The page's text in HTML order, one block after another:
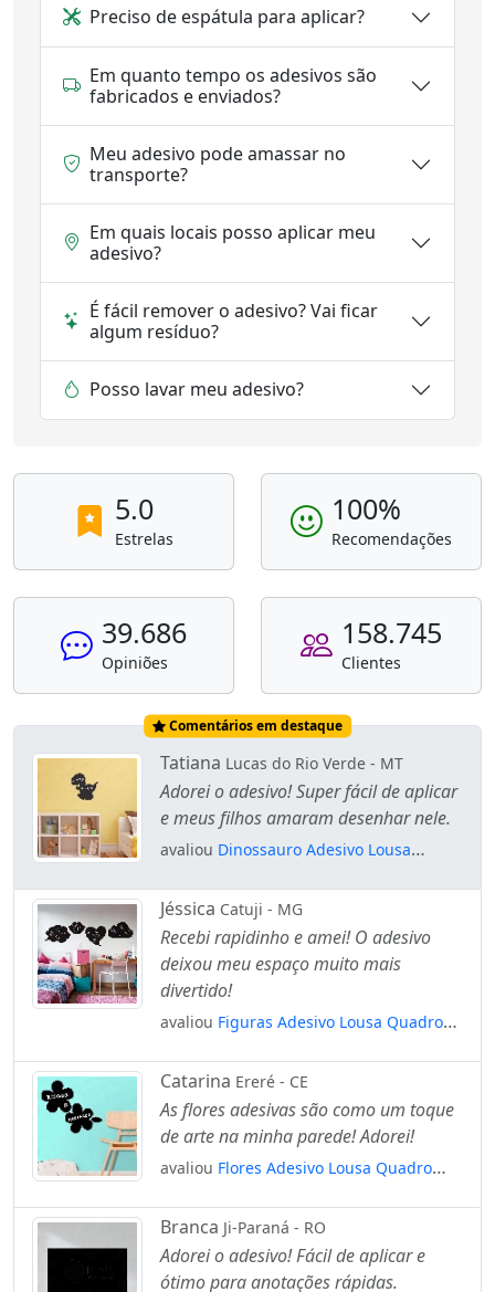
Preciso de espátula para aplicar?
Em quanto tempo os adesivos são
fabricados e enviados?
Meu adesivo pode amassar no
transporte?
Em quais locais posso aplicar meu
adesivo?
É fácil remover o adesivo? Vai ficar
algum resíduo?
Posso lavar meu adesivo?
5.0
Estrelas
100%
Recomendações
39.686
Opiniões
158.745
Clientes
Comentários em destaque
Tatiana Lucas do Rio Verde - MT
Adorei o adesivo! Super fácil de aplicar
e meus filhos amaram desenhar nele.
avaliou Dinossauro Adesivo Lousa
com Giz Mod:291
Jéssica Catuji - MG
Recebi rapidinho e amei! O adesivo
deixou meu espaço muito mais
divertido!
avaliou Figuras Adesivo Lousa Quadro
Mod:128
Catarina Ereré - CE
As flores adesivas são como um toque
de arte na minha parede! Adorei!
avaliou Flores Adesivo Lousa Quadro
Mod:241
Branca Ji-Paraná - RO
Adorei o adesivo! Fácil de aplicar e
ótimo para anotações rápidas.